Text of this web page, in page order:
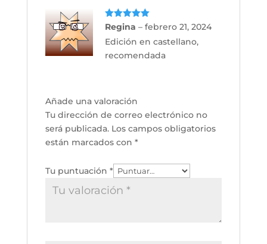
Valorado
con5
Regina – febrero 21, 2024
Edición en castellano,
recomendada
Añade una valoración
Tu dirección de correo electrónico no
será publicada. Los campos obligatorios
están marcados con *
Tu puntuación *